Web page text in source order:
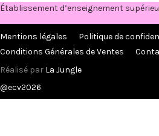
Établissement d’enseignement
Mentions légales
Politique de
Conditions Générales de Ventes
Réalisé par La Jungle
@ecv2026